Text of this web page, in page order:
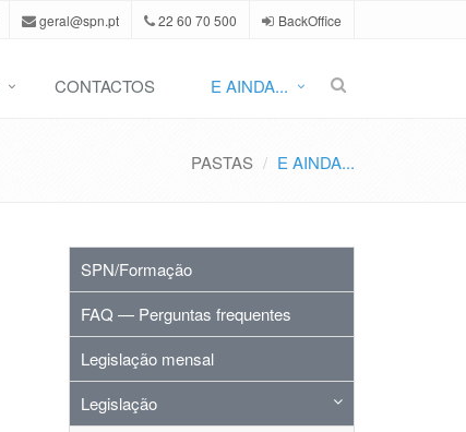
geral@spn.pt 22 60 70 500 BackOffice
CONTACTOS E AINDA...
PASTAS E AINDA...
SPN/Formação
FAQ — Perguntas frequentes
Legislação mensal
Legislação